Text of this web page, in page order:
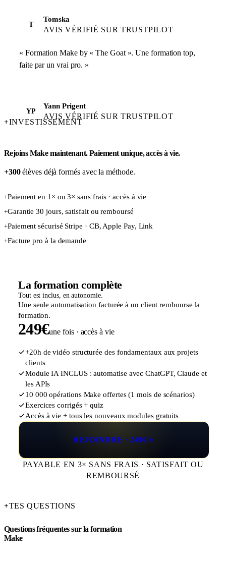
T
Tomska
AVIS VÉRIFIÉ SUR TRUSTPILOT
« Formation Make by « The Goat ». Une formation top,
faite par un vrai pro. »
YP
Yann Prigent
AVIS VÉRIFIÉ SUR TRUSTPILOT
+INVESTISSEMENT
Rejoins Make maintenant. Paiement unique, accès à vie.
+300élèves déjà formés avec la méthode.
+Paiement en 1× ou 3× sans frais · accès à vie
+Garantie 30 jours, satisfait ou remboursé
+Paiement sécurisé Stripe · CB, Apple Pay, Link
+Facture pro à la demande
La formation complète
Tout est inclus, en autonomie.
Une seule automatisation facturée à un client rembourse la
formation.
249€une fois · accès à vie
+20h de vidéo structurée des fondamentaux aux projets
clients
Module IA INCLUS : automatise avec ChatGPT, Claude et
les APIs
10 000 opérations Make offertes (1 mois de scénarios)
Exercices corrigés + quiz
Accès à vie + tous les nouveaux modules gratuits
REJOINDRE · 249€
PAYABLE EN 3× SANS FRAIS · SATISFAIT OU
REMBOURSÉ
+TES QUESTIONS
Questions fréquentes sur la formation
Make